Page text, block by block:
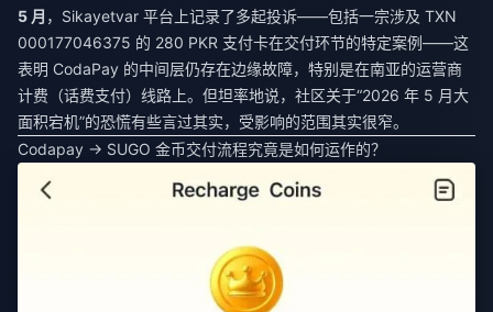
5 月 ，Sikayetvar 平台上记录了多起投诉——包括一宗涉及 TXN
000177046375 的 280 PKR 支付卡在交付环节的特定案例——这
表明 CodaPay 的中间层仍存在边缘故障，特别是在南亚的运营商
计费（话费支付）线路上。但坦率地说，社区关于“2026 年 5 月大
面积宕机”的恐慌有些言过其实，受影响的范围其实很窄。
Codapay → SUGO 金币交付流程究竟是如何运作的？